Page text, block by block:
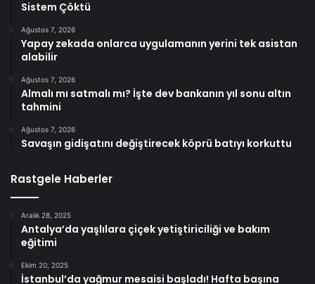
Sistem Çöktü
Ağustos 7, 2026
Yapay zekada onlarca uygulamanın yerini tek asistan
alabilir
Ağustos 7, 2026
Almalı mı satmalı mı? İşte dev bankanın yıl sonu altın
tahmini
Ağustos 7, 2026
Savaşın gidişatını değiştirecek köprü batıyı korkuttu
Rastgele Haberler
Aralık 28, 2025
Antalya’da yaşlılara çiçek yetiştiriciliği ve bakım
eğitimi
Ekim 20, 2025
İstanbul’da yağmur mesaisi başladı! Hafta başına